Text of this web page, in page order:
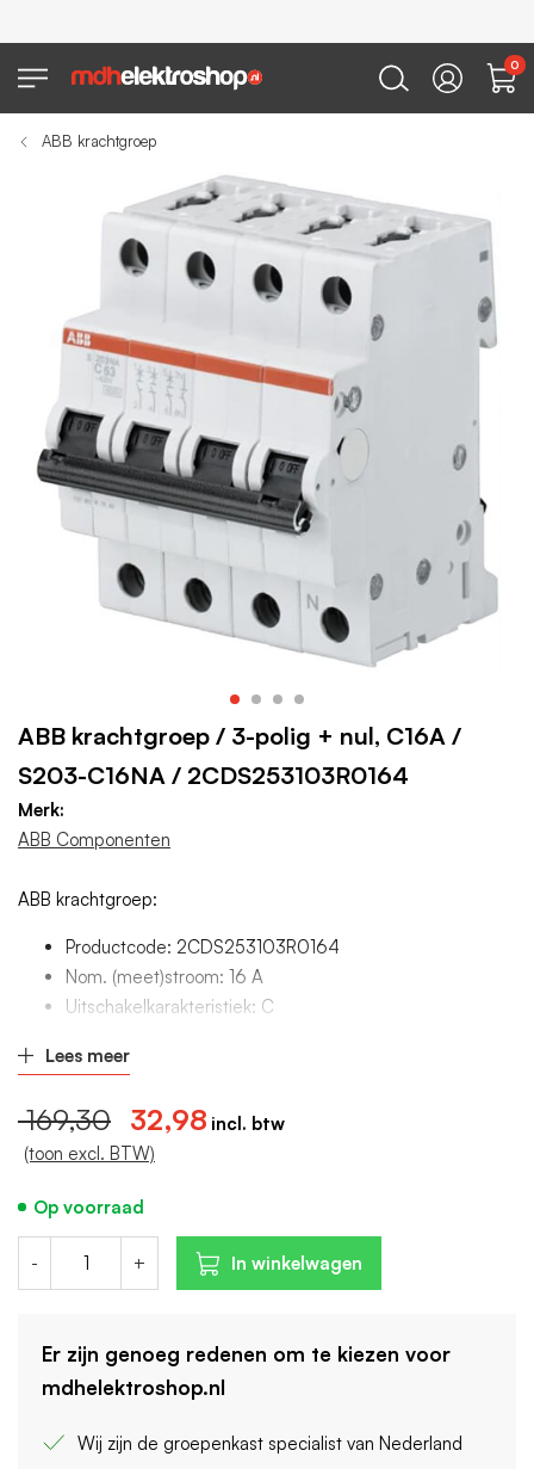
0
ABB krachtgroep
ABB krachtgroep / 3-polig + nul, C16A /
S203-C16NA / 2CDS253103R0164
Merk:
ABB Componenten
32,98
169,30
(toon excl. BTW)
- + In winkelwagen
Er zijn genoeg redenen om te kiezen voor
mdhelektroshop.nl
Wij zijn de groepenkast specialist van Nederland
Op voorraad
ABB krachtgroep:
Productcode: 2CDS253103R0164
Nom. (meet)stroom: 16 A
Uitschakelkarakteristiek: C
Meeschakelende nul: Ja
Nom. afschakelvermogen: 6 kA
Lees meer